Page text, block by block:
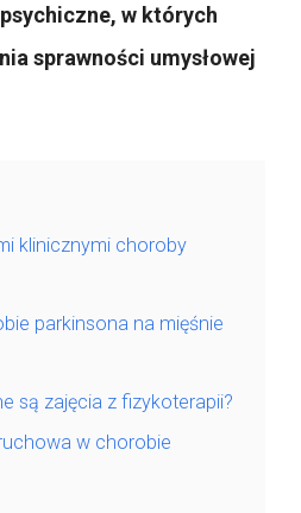
w których
sprawności umysłowej
klinicznymi choroby
parkinsona na mięśnie
są zajęcia z fizykoterapii?
w chorobie